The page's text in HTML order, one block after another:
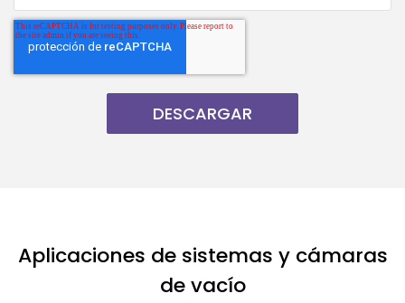
Aplicaciones de sistemas y cámaras
de vacío